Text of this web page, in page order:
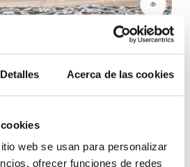
Detalles Acerca de las cookies
web se usan para personalizar
ofrecer funciones de redes
patas, tapa Vintass del mismo color
en varios colores